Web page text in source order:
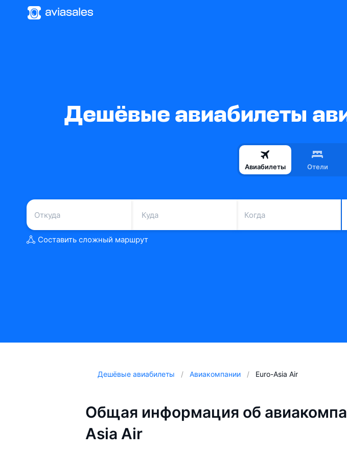
Дешёвые авиабилеты
Авиабилеты Отели
Когда
Составить сложный маршрут
Дешёвые авиабилеты Авиакомпании Euro-Asia Air
Общая информация об
Asia Air